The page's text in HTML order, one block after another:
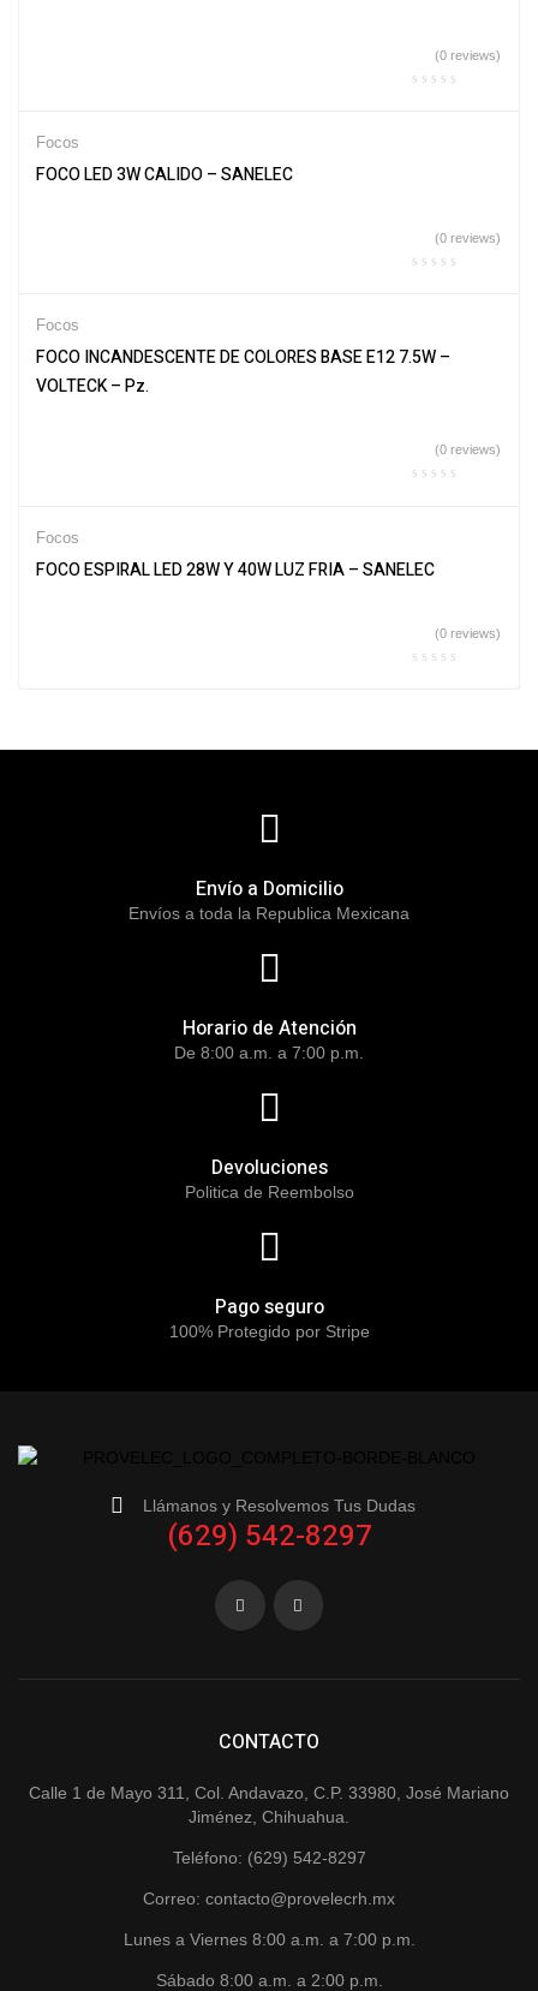
(0 reviews)
Focos
FOCO LED 3W CALIDO – SANELEC
(0 reviews)
Focos
FOCO INCANDESCENTE DE COLORES BASE E12 7.5W –
VOLTECK – Pz.
(0 reviews)
Focos
FOCO ESPIRAL LED 28W Y 40W LUZ FRIA – SANELEC
(0 reviews)
Envío a Domicilio
Envíos a toda la Republica Mexicana
Horario de Atención
De 8:00 a.m. a 7:00 p.m.
Devoluciones
Politica de Reembolso
Pago seguro
100% Protegido por Stripe
Llámanos y Resolvemos Tus Dudas
(629) 542-8297
CONTACTO
Calle 1 de Mayo 311, Col. Andavazo, C.P. 33980, José Mariano
Jiménez, Chihuahua.
Teléfono: (629) 542-8297
Correo: contacto@provelecrh.mx
Lunes a Viernes 8:00 a.m. a 7:00 p.m.
Sábado 8:00 a.m. a 2:00 p.m.